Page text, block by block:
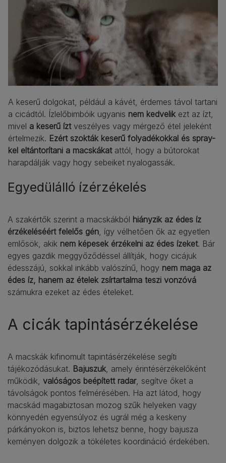
A keserű dolgokat, például a kávét, érdemes távol tartani
a cicádtól. Ízlelőbimbóik ugyanis nem kedvelik ezt az ízt,
mivel a keserű íztveszélyes vagy mérgező étel jeleként
értelmezik. Ezért szokták keserű folyadékokkal és spray-
kel eltántorítani a macskákatattól, hogy a bútorokat
harapdálják vagy hogy sebeiket nyalogassák.
Egyedülálló ízérzékelés
A szakértők szerint a macskákból hiányzik az édes íz
érzékeléséért felelős gén , így vélhetően ők az egyetlen
emlősök, akik nem képesek érzékelni az édes ízeket. Bár
egyes gazdik meggyőződéssel állítják, hogy cicájuk
édesszájú, sokkal inkább valószínű, hogy nem maga az
édes íz, hanem az ételek zsírtartalma teszi vonzóvá
számukra ezeket az édes ételeket.
A cicák tapintásérzékelése
A macskák kifinomult tapintásérzékelése segíti
tájékozódásukat. Bajuszuk , amely érintésérzékelőként
működik, valóságos beépített radar, segítve őket a
távolságok pontos felmérésében. Ha azt látod, hogy
macskád magabiztosan mozog szűk helyeken vagy
könnyedén egyensúlyoz és ugrál még a keskeny
párkányokon is, biztos lehetsz benne, hogy bajusza
keményen dolgozik a tökéletes koordináció érdekében.